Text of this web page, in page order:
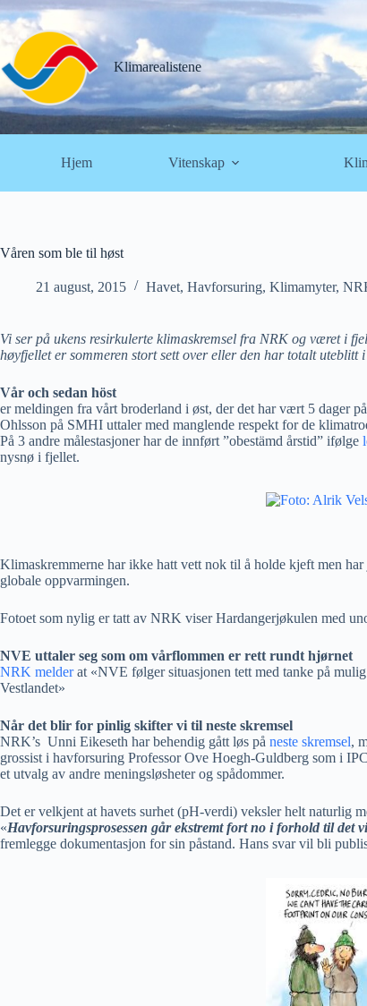
Hopp
til
innholdet
Klimarealistene
Hjem Vitenskap
Våren som ble til høst
21 august, 2015 Havet, Havforsuring, Klimamyter,
Vi ser på ukens resirkulerte klimaskremsel fra NRK og været i
høyfjellet er sommeren stort sett over eller den har totalt uteblitt i
Vår och sedan höst
er meldingen fra vårt broderland i øst, der det har vært 5 dager
Ohlsson på SMHI uttaler med manglende respekt for de
På 3 andre målestasjoner har de innført ”obestämd årstid” ifølge
nysnø i fjellet.
Klimaskremmerne har ikke hatt vett nok til å holde kjeft men
globale oppvarmingen.
Fotoet som nylig er tatt av NRK viser Hardangerjøkulen med
NVE uttaler seg som om vårflommen er rett rundt hjørnet
NRK melderat «NVE følger situasjonen tett med tanke på
Vestlandet»
Når det blir for pinlig skifter vi til neste skremsel
NRK’s Unni Eikeseth har behendig gått løs på neste skremsel,
grossist i havforsuring Professor Ove Hoegh-Guldberg som i
et utvalg av andre meningsløsheter og spådommer.
Det er velkjent at havets surhet (pH-verdi) veksler helt naturlig
«Havforsuringsprosessen går ekstremt fort no i forhold til det
fremlegge dokumentasjon for sin påstand. Hans svar vil bli